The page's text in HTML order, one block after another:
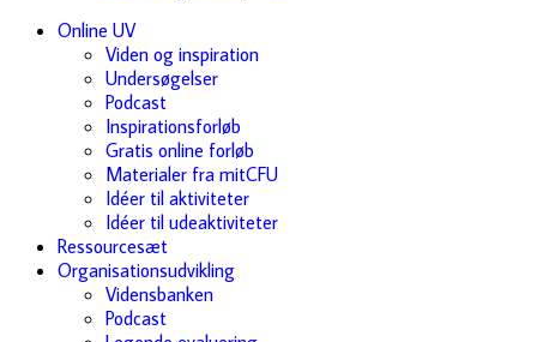
Online UV
Viden og inspiration
Undersøgelser
Podcast
Inspirationsforløb
Gratis online forløb
Materialer fra mitCFU
Idéer til aktiviteter
Idéer til udeaktiviteter
Ressourcesæt
Organisationsudvikling
Vidensbanken
Podcast